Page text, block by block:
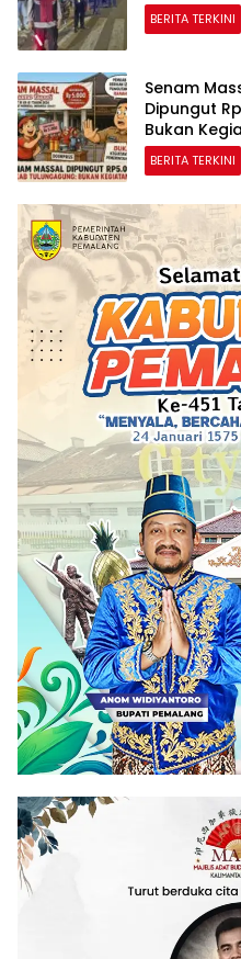
BERITA TERKINI
Senam
Dipungut
Bukan
BERITA TERKINI